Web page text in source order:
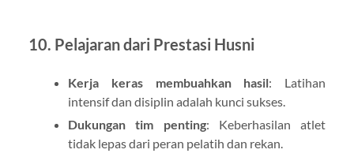
10. Pelajaran dari Prestasi Husni
Kerja keras membuahkan hasil: Latihan
intensif dan disiplin adalah kunci sukses.
Dukungan tim penting: Keberhasilan atlet
tidak lepas dari peran pelatih dan rekan.